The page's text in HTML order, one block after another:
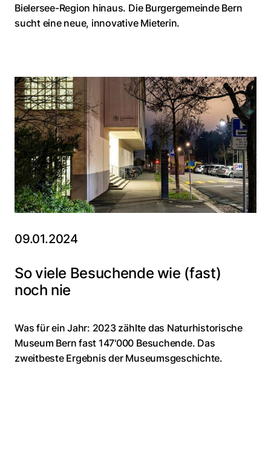
Bielersee-Region hinaus. Die Burgergemeinde Bern
sucht eine neue, innovative Mieterin.
09.01.2024
So viele Besuchende wie (fast)
noch nie
Was für ein Jahr: 2023 zählte das Naturhistorische
Museum Bern fast 147'000 Besuchende. Das
zweitbeste Ergebnis der Museumsgeschichte.